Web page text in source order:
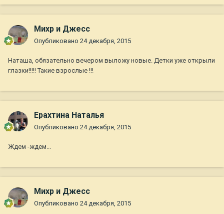
Михр и Джесс
Опубликовано 24 декабря, 2015
Наташа, обязательно вечером выложу новые. Детки уже открыли
глазки!!!!! Такие взрослые !!!
Ерахтина Наталья
Опубликовано 24 декабря, 2015
Ждем -ждем...
Михр и Джесс
Опубликовано 24 декабря, 2015